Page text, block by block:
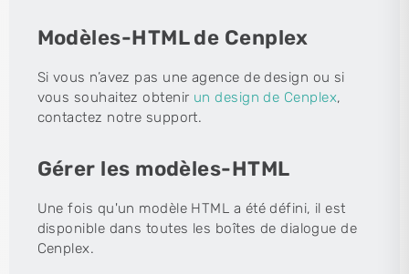
Modèles-HTML de Cenplex
Si vous n’avez pas une agence de design ou si
vous souhaitez obtenir un design de Cenplex,
contactez notre support.
Gérer les modèles-HTML
Une fois qu'un modèle HTML a été défini, il est
disponible dans toutes les boîtes de dialogue de
Cenplex.